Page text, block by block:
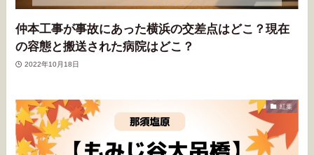
仲本工事が事故にあった横浜の交差点はどこ？現在
の容態と搬送された病院はどこ？
2022年10月18日
紅葉